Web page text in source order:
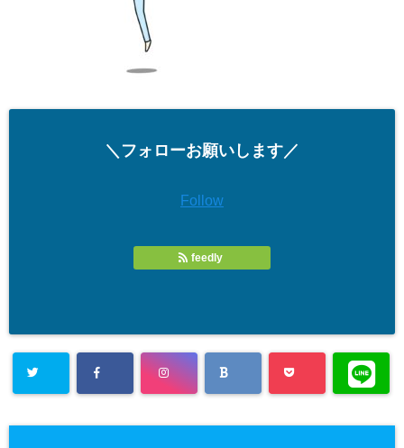
＼フォローお願いします／
Follow
feedly